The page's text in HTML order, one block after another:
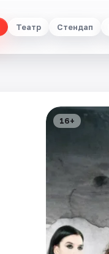
Театр Стендап
16+